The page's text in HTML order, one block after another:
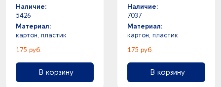
Наличие:
5426
Материал:
картон, пластик
175 руб.
В корзину
Наличие:
7037
Материал:
картон, пластик
175 руб.
В корзину